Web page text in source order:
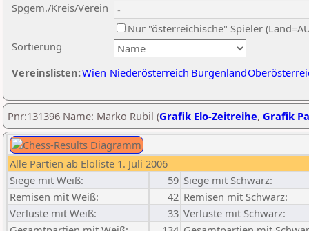
Sortierung
Spgem./Kreis/Verein
Nur "österreichische" Spieler
Vereinslisten:Wien Niederösterreich Burgenland
Pnr:131396 Name: Marko Rubil (Grafik Elo-Zeitreihe, Grafik
Alle Partien ab Eloliste 1. Juli 2006
Siege mit Weiß:
59 Siege mit Schwarz:
Remisen mit Weiß:
42 Remisen mit Schwarz:
Verluste mit Weiß:
33 Verluste mit Schwarz: